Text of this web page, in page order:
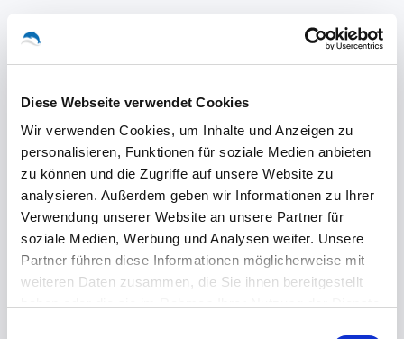
Diese Webseite verwendet Cookies
Wir verwenden Cookies, um Inhalte und Anzeigen zu
personalisieren, Funktionen für soziale Medien anbieten
zu können und die Zugriffe auf unsere Website zu
analysieren. Außerdem geben wir Informationen zu Ihrer
Verwendung unserer Website an unsere Partner für
soziale Medien, Werbung und Analysen weiter. Unsere
Partner führen diese Informationen möglicherweise mit
weiteren Daten zusammen, die Sie ihnen bereitgestellt
Mit dem Absenden des Formulars
akzeptieren Sie unsere
Datenschutzbestimmungen.